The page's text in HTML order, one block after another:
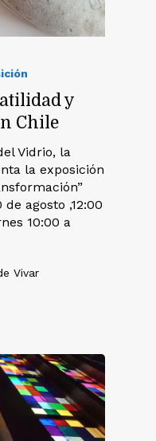
y
Chile
Vidrio, la
la exposición
agosto ,12:00
10:00 a
Vivar